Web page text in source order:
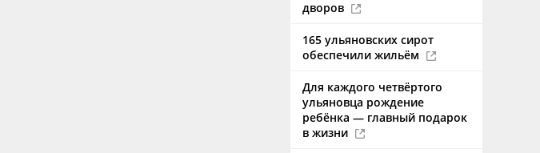
дворов
165 ульяновских сирот
обеспечили жильём
Для каждого четвёртого
ульяновца рождение
ребёнка — главный подарок
в жизни